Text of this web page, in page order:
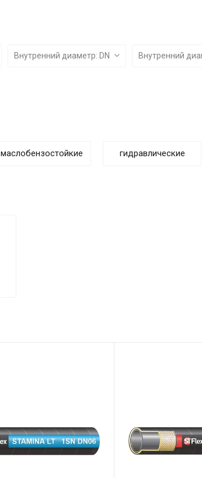
Внутренний диаметр: DN Внутренний
маслобензостойкие гидравлические